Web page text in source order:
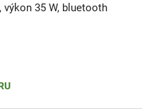
výkon 35 W, bluetooth